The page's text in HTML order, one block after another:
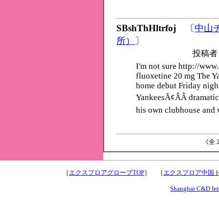
SBshThHltrfoj 〔中山
所） 〕
投稿
I'm not sure http://
fluoxetine 20 mg The
home debut Friday
YankeesÃ¢ÂÂ
his own clubhouse and
《
［ エクスプロアグローブTOP］ ［ エクスプロア中国
Shanghai C&D